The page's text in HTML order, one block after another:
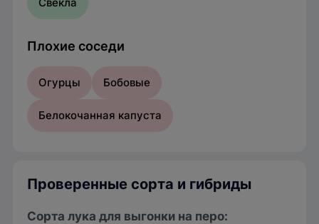
Свекла
Плохие соседи
Огурцы Бобовые
Белокочанная капуста
Проверенные сорта и гибриды
Сорта лука для выгонки на перо: